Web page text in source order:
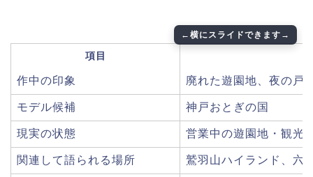
項目
作中の印象 廃れた遊園地、夜の戸
モデル候補 神戸おとぎの国
現実の状態 営業中の遊園地・観光
関連して語られる場所 鷲羽山ハイランド、六